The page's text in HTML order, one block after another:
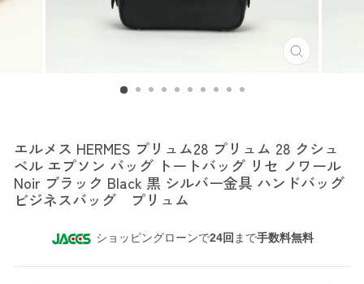
エルメス HERMES プリュム28 プリュム 28 クシュ
ベル エプソン バッグ トートバッグ リセ ノワール
Noir ブラック Black 黒 シルバー金具 ハンドバッグ
ビジネスバッグ プリュム
ショッピングローンで24回 まで手数料無料